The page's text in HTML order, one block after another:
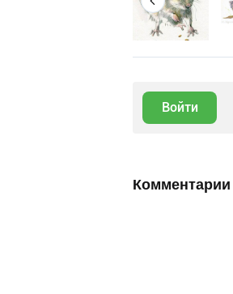
Войти
Комментарии